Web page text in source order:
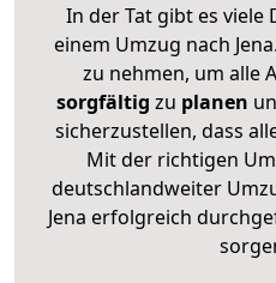
In der Tat gibt es viele
einem Umzug nach
zu nehmen, um alle
sorgfältig zu planen
sicherzustellen, dass
Mit der richtigen
deutschlandweiter
Jena erfolgreich